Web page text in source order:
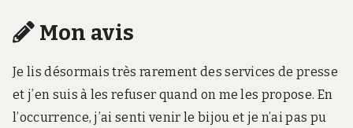
Mon avis
Je lis désormais très rarement des services de presse
et j’en suis à les refuser quand on me les propose. En
l’occurrence, j’ai senti venir le bijou et je n’ai pas pu